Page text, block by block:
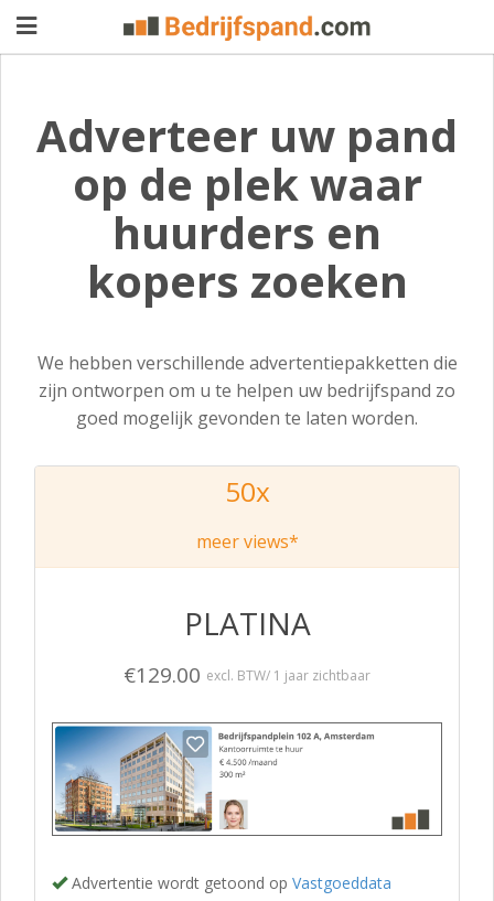
Pand
aanbieden
Pand
Waarom
adverteren
Blog
Registreren
Adverteer uw pand
op de plek waar
huurders en
kopers zoeken
We hebben verschillende advertentiepakketten die
zijn ontworpen om u te helpen uw bedrijfspand zo
goed mogelijk gevonden te laten worden.
50x
meer views*
PLATINA
€129.00 excl. BTW/ 1 jaar zichtbaar
Advertentie wordt getoond op Vastgoeddata